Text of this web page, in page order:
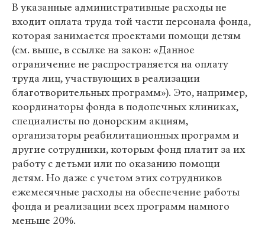
В указанные административные расходы не
входит оплата труда той части персонала фонда,
которая занимается проектами помощи детям
(см. выше, в ссылке на закон: «Данное
ограничение не распространяется на оплату
труда лиц, участвующих в реализации
благотворительных программ»). Это, например,
координаторы фонда в подопечных клиниках,
специалисты по донорским акциям,
организаторы реабилитационных программ и
другие сотрудники, которым фонд платит за их
работу с детьми или по оказанию помощи
детям. Но даже с учетом этих сотрудников
ежемесячные расходы на обеспечение работы
фонда и реализации всех программ намного
меньше 20%.